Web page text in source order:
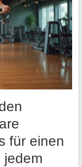
für einen
jedem